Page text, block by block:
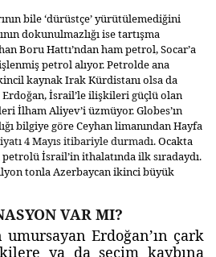
bile ‘dürüstçe’ yürütülemediğini
dokunulmazlığı ise tartışma
Boru Hattı’ndan ham petrol, Socar’a
petrol alıyor. Petrolde ana
kaynak Irak Kürdistanı olsa da
Erdoğan, İsrail’le ilişkileri güçlü olan
İlham Aliyev’i üzmüyor. Globes’ın
bilgiye göre Ceyhan limanından Hayfa
4 Mayıs itibariyle durmadı. Ocakta
İsrail’in ithalatında ilk sıradaydı.
tonla Azerbaycan ikinci büyük
VAR MI?
Erdoğan’ın çark
ya da seçim kaybına